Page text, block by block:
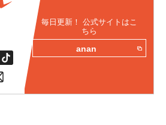
毎日更新！ 公式サイトはこ
ちら
anan